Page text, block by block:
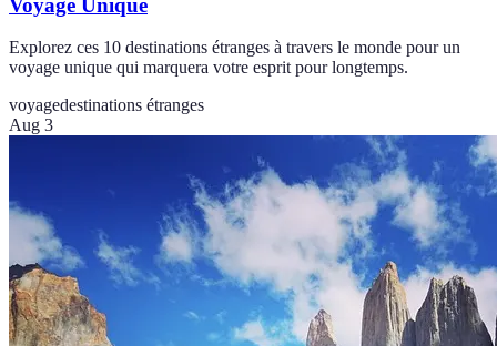
Explorez ces 10 destinations étranges à travers le monde pour un
voyage unique qui marquera votre esprit pour longtemps.
voyagedestinations étranges
Aug 3